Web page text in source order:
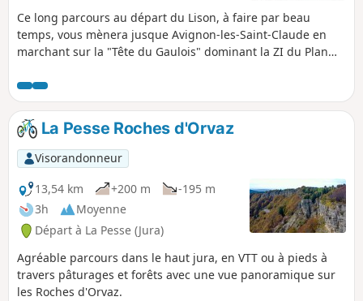
Ce long parcours au départ du Lison, à faire par beau
temps, vous mènera jusque Avignon-les-Saint-Claude en
marchant sur la "Tête du Gaulois" dominant la ZI du Plan
à partir du belvédère de Ponthoux et prendre un peu de
fraîcheur dans les gorges du Lison.
La Pesse Roches d'Orvaz
Visorandonneur
13,54 km
+200 m
-195 m
3h
Moyenne
Départ à La Pesse (Jura)
Agréable parcours dans le haut jura, en VTT ou à pieds à
travers pâturages et forêts avec une vue panoramique sur
les Roches d'Orvaz.